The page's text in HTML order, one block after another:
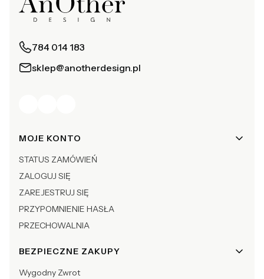
784 014 183
sklep@anotherdesign.pl
Linki w stopce
MOJE KONTO
STATUS ZAMÓWIEŃ
ZALOGUJ SIĘ
ZAREJESTRUJ SIĘ
PRZYPOMNIENIE HASŁA
PRZECHOWALNIA
BEZPIECZNE ZAKUPY
Wygodny Zwrot